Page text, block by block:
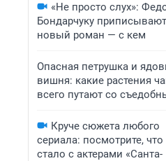
«Не просто слух»:
Бондарчуку приписывают
новый роман — с кем
Опасная петрушка и
вишня: какие растения
всего путают со
Круче сюжета любого
сериала: посмотрите, что
стало с актерами «Санта-